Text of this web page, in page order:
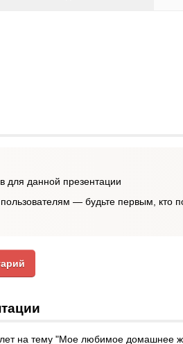
для данной презентации
— будьте первым, кто
на тему "Мое любимое домашнее